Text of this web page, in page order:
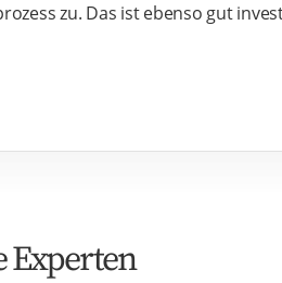
zu. Das ist ebenso gut
Experten